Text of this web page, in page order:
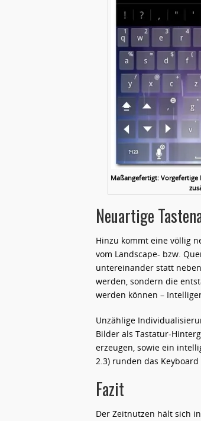
Maßangefertigt: Vorgefertige
Neuartige
Hinzu kommt eine völlig
vom Landscape- bzw.
untereinander statt
werden, sondern die
werden können –
Unzählige
Bilder als Tastatur-
erzeugen, sowie ein
2.3) runden das Keyboard
Fazit
Der Zeitnutzen hält sich